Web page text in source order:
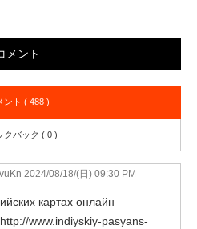
メント
ント ( 488 )
クバック ( 0 )
2024/08/18/(日) 09:30 PM
картах онлайн
www.indiyskiy-pasyans-